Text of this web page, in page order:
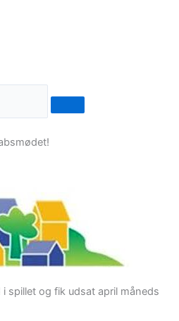
spillet og fik udsat april måneds